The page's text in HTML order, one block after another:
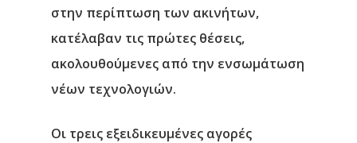
στην περίπτωση των ακινήτων,
κατέλαβαν τις πρώτες θέσεις,
ακολουθούμενες από την ενσωμάτωση
νέων τεχνολογιών.
Οι τρεις εξειδικευμένες αγορές